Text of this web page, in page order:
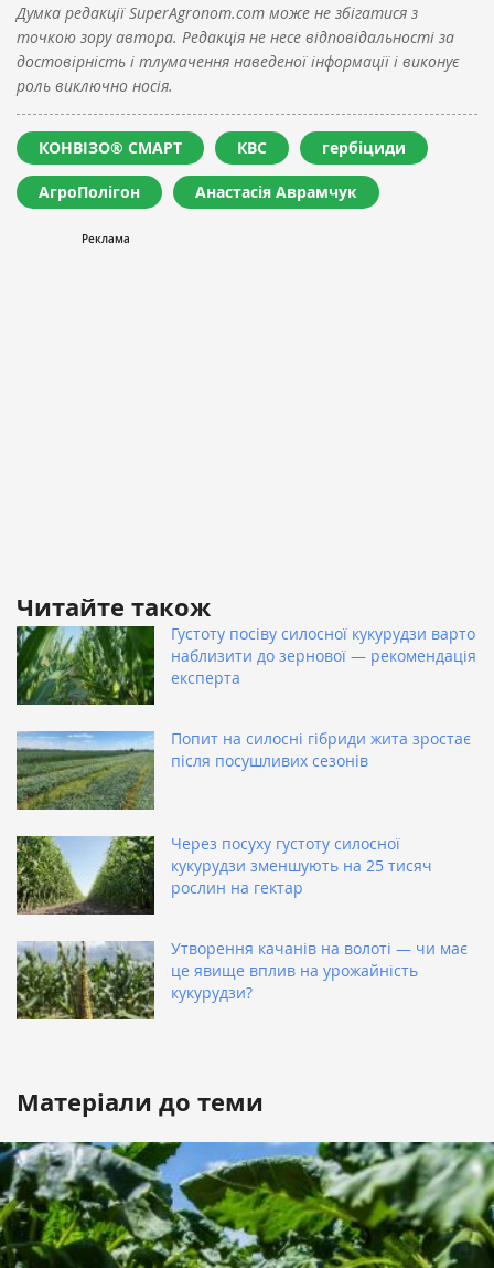
Думка редакції SuperAgronom.com може не збігатися з
точкою зору автора. Редакція не несе відповідальності за
достовірність і тлумачення наведеної інформації і виконує
роль виключно носія.
КОНВІЗО® СМАРТ КВС гербіциди
АгроПолігон Анастасія Аврамчук
Читайте також
Густоту посіву силосної кукурудзи варто
наблизити до зернової — рекомендація
експерта
Попит на силосні гібриди жита зростає
після посушливих сезонів
Через посуху густоту силосної
кукурудзи зменшують на 25 тисяч
рослин на гектар
Утворення качанів на волоті — чи має
це явище вплив на урожайність
кукурудзи?
Матеріали до теми